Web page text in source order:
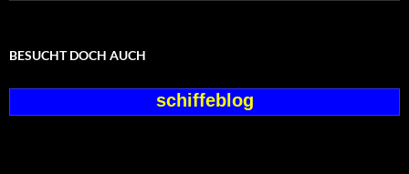
BESUCHT DOCH AUCH
schiffeblog